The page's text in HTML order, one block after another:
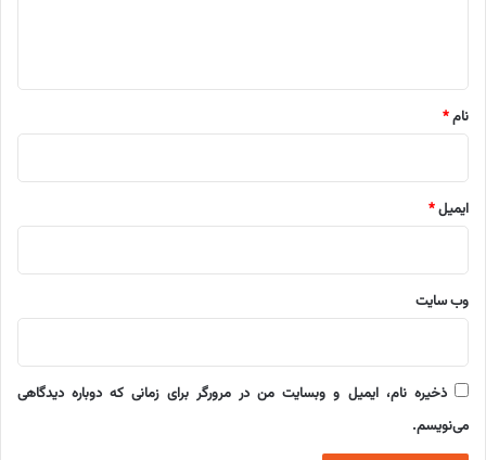
نام*
ایمیل*
وب‌ سایت
ذخیره نام، ایمیل و وبسایت من در مرورگر برای زمانی که دوباره دیدگاهی
می‌نویسم.